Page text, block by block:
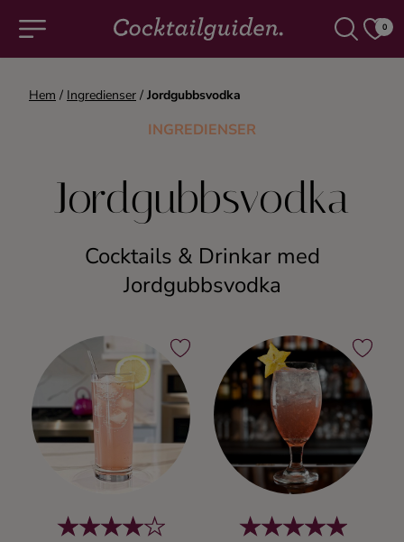
0
COCKTAILS & DRINKAR
Alkoholfritt
Champagne
Gin
Kaffe
Konjak
Likör
Hem / Ingredienser / Jordgubbsvodka
INGREDIENSER
Jordgubbsvodka
Cocktails & Drinkar med
Jordgubbsvodka